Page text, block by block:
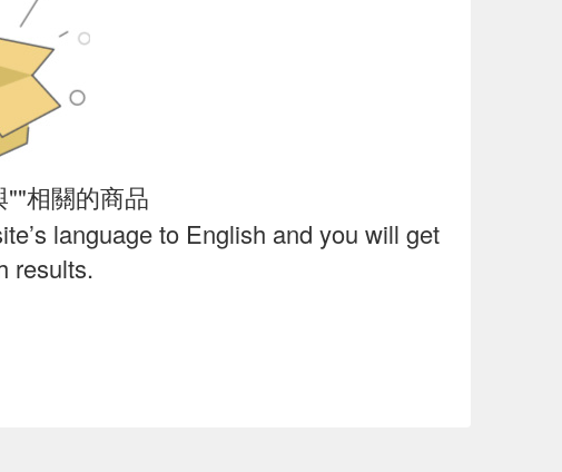
相關的商品
language to English and you will get
results.